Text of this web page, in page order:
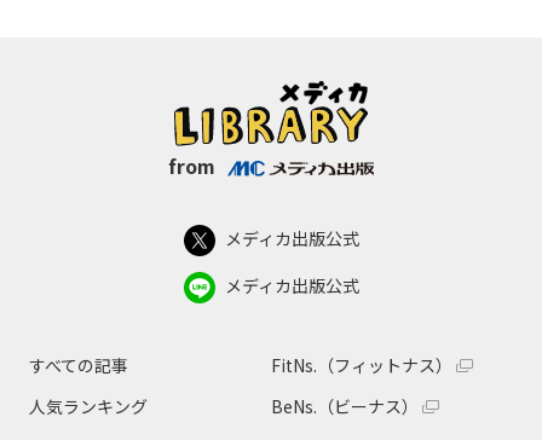
from
メディカ出版公式
メディカ出版公式
すべての記事
人気ランキング
FitNs.（フィットナス）
BeNs.（ビーナス）